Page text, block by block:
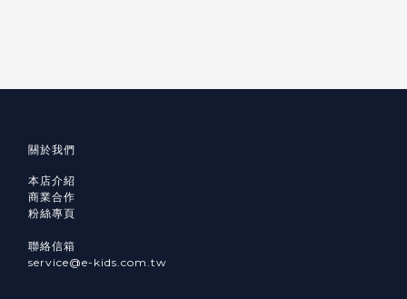
關於我們
本店介紹
商業合作
粉絲專頁
聯絡信箱
service@e-kids.com.tw